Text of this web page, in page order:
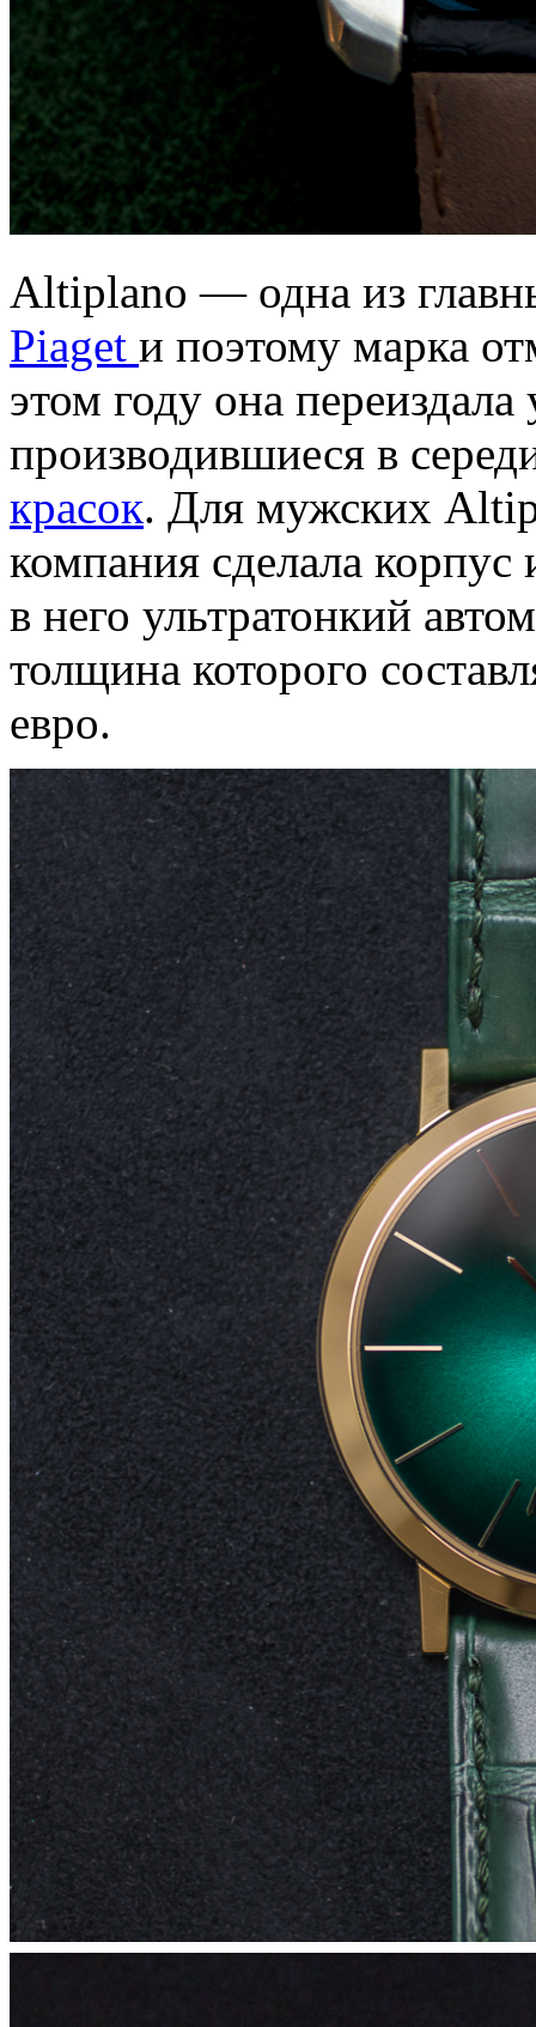
Altiplano — одна из
Piaget и поэтому марка
этом году она переиздала
производившиеся в
красок. Для мужских
компания сделала корпус
в него ультратонкий
толщина которого
евро.